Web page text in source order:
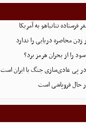
نتانیاهو به آمریکا
محاصره دریایی را ندارد
را از بحران هرمز برد؟
پی عادی‌سازی جنگ با ایران است
حال فروپاشی است